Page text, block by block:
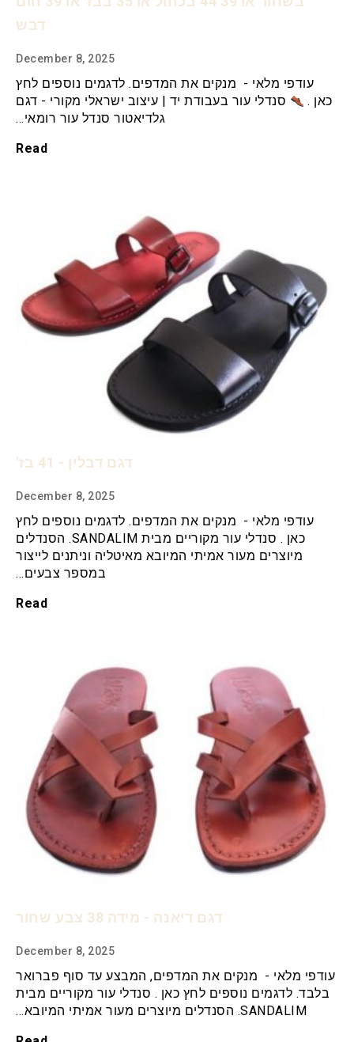
דבש
December 8, 2025
עודפי מלאי - מנקים את המדפים. לדגמים נוספים לחץ
כאן .
סנדלי עור בעבודת יד | עיצוב ישראלי מקורי - דגם
גלדיאטור סנדל עור רומאי…
Read
דגם דבלין - 41 בז'
December 8, 2025
עודפי מלאי - מנקים את המדפים. לדגמים נוספים לחץ
כאן . סנדלי עור מקוריים מבית SANDALIM. הסנדלים
מיוצרים מעור אמיתי המיובא מאיטליה וניתנים לייצור
במספר צבעים…
Read
דגם דיאנה - מידה 38 צבע שחור
December 8, 2025
עודפי מלאי - מנקים את המדפים, המבצע עד סוף פברואר
בלבד. לדגמים נוספים לחץ כאן . סנדלי עור מקוריים מבית
SANDALIM. הסנדלים מיוצרים מעור אמיתי המיובא…